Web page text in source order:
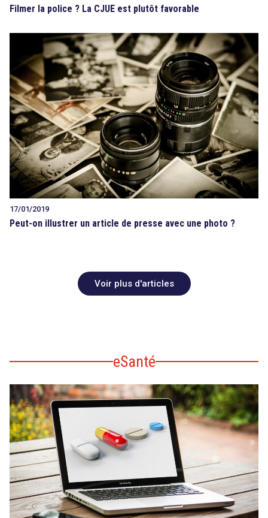
Filmer la police ? La CJUE est plutôt favorable
17/01/2019
Peut-on illustrer un article de presse avec une photo ?
Voir plus d'articles
eSanté
search